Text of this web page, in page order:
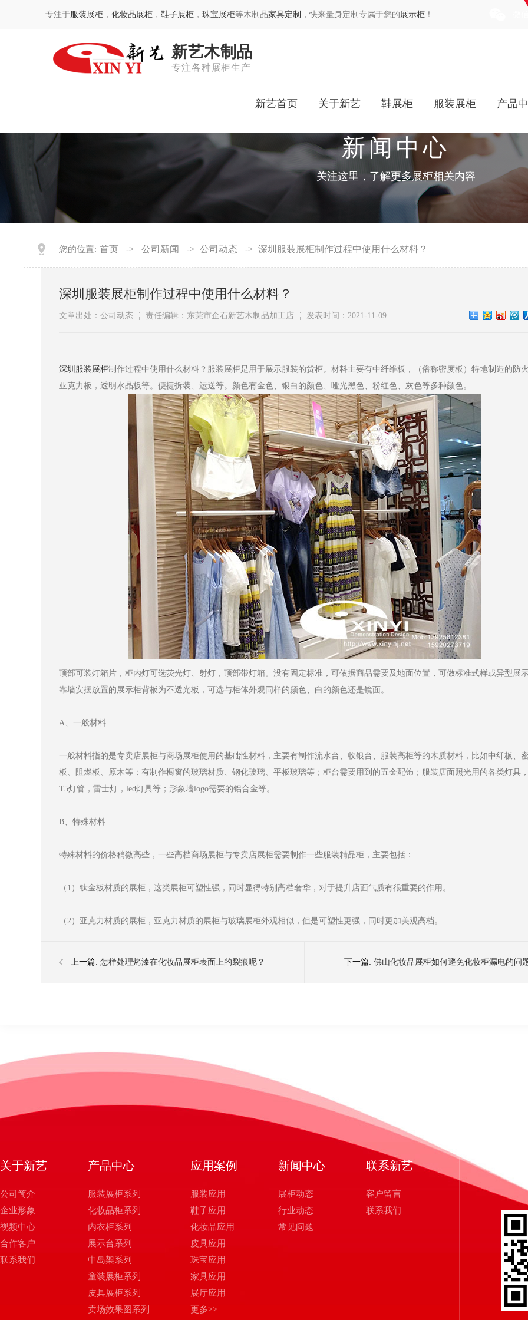
专注于服装展柜 ，化妆品展柜 ，鞋子展柜 ，珠宝展柜等木制品家具定制 ，快来量身定制专属于您的展示柜 ！
新艺木制品
专注各种展柜生产
新艺首页 关于新艺 鞋展柜 服装展柜 产品
新闻中心
关注这里，了解更多展柜相关内容
您的位置: 首页 -> 公司新闻 -> 公司动态 -> 深圳服装展柜制作过程中使用什么材料？
深圳服装展柜制作过程中使用什么材料？
文章出处：公司动态 责任编辑：东莞市企石新艺木制品加工店 发表时间：2021-11-09
深圳服装展柜制作过程中使用什么材料？服装展柜是用于展示服装的货柜。材料主要有中纤维板，（俗称密度板）特地制造的防
亚克力板，透明水晶板等。便捷拆装、运送等。颜色有金色、银白的颜色、哑光黑色、粉红色、灰色等多种颜色。
顶部可装灯箱片，柜内灯可选荧光灯、射灯，顶部带灯箱。没有固定标准，可依据商品需要及地面位置，可做标准式样或异型展
靠墙安摆放置的展示柜背板为不透光板，可选与柜体外观同样的颜色、白的颜色还是镜面。
A、一般材料
一般材料指的是专卖店展柜与商场展柜使用的基础性材料，主要有制作流水台、收银台、服装高柜等的木质材料，比如中纤板、
板、阻燃板、原木等；有制作橱窗的玻璃材质、钢化玻璃、平板玻璃等；柜台需要用到的五金配饰；服装店面照光用的各类灯具
T5灯管，雷士灯，led灯具等；形象墙logo需要的铝合金等。
B、特殊材料
特殊材料的价格稍微高些，一些高档商场展柜与专卖店展柜需要制作一些服装精品柜，主要包括：
（1）钛金板材质的展柜，这类展柜可塑性强，同时显得特别高档奢华，对于提升店面气质有很重要的作用。
（2）亚克力材质的展柜，亚克力材质的展柜与玻璃展柜外观相似，但是可塑性更强，同时更加美观高档。
上一篇:怎样处理烤漆在化妆品展柜表面上的裂痕呢？ 下一篇: 佛山化妆品展柜如何避免化妆柜漏电的问
关于新艺
公司简介
企业形象
视频中心
合作客户
联系我们
产品中心
服装展柜系列
化妆品柜系列
内衣柜系列
展示台系列
中岛架系列
童装展柜系列
皮具展柜系列
卖场效果图系列
应用案例
服装应用
鞋子应用
化妆品应用
皮具应用
珠宝应用
家具应用
展厅应用
更多>>
新闻中心
展柜动态
行业动态
常见问题
联系新艺
客户留言
联系我们